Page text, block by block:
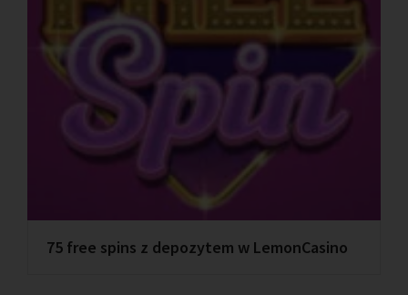
75 free spins z depozytem w LemonCasino